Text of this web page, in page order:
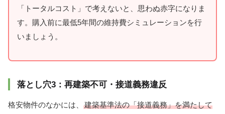
「トータルコスト」で考えないと、思わぬ赤字になりま
す。購入前に最低5年間の維持費シミュレーションを行
いましょう。
落とし穴3：再建築不可・接道義務違反
格安物件のなかには、
建築基準法の「接道義務」を満たして